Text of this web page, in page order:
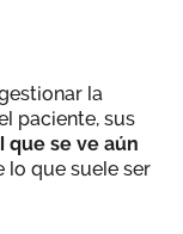
la
paciente, sus
que se ve aún
lo que suele ser